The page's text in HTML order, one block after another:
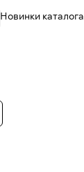
Новинки каталога